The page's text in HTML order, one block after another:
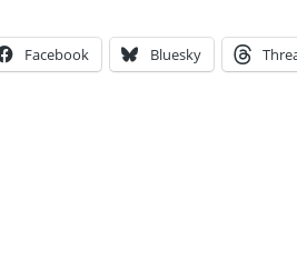
Facebook Bluesky